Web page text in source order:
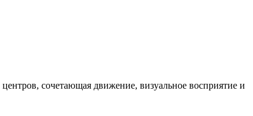
сочетающая движение, визуальное восприятие и